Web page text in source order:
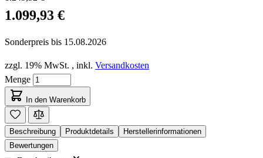
1.099,93 €
Sonderpreis bis 15.08.2026
zzgl. 19% MwSt. , inkl. Versandkosten
Menge
In den Warenkorb
Beschreibung Produktdetails
Herstellerinformationen
Bewertungen